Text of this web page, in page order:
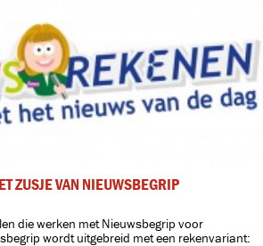
ZUSJE VAN NIEUWSBEGRIP
die werken met Nieuwsbegrip voor
wordt uitgebreid met een rekenvariant: